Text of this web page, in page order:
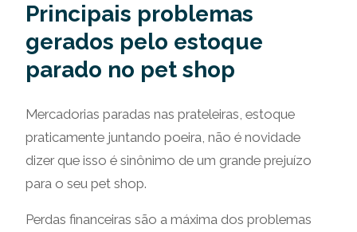
Principais problemas
gerados pelo estoque
parado no pet shop
Mercadorias paradas nas prateleiras, estoque
praticamente juntando poeira, não é novidade
dizer que isso é sinônimo de um grande prejuízo
para o seu pet shop.
Perdas financeiras são a máxima dos problemas